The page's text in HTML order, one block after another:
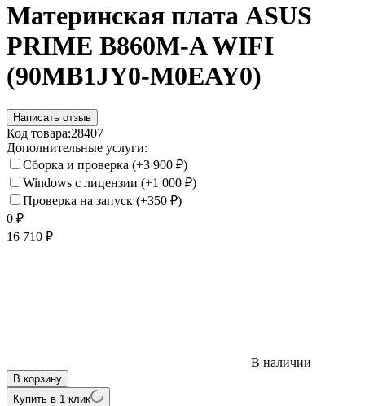
Материнская плата ASUS
PRIME B860M-A WIFI
(90MB1JY0-M0EAY0)
Написать отзыв
Код товара:28407
Дополнительные услуги:
Сборка и проверка (+3 900 ₽)
Windows с лицензии (+1 000 ₽)
Проверка на запуск (+350 ₽)
0 ₽
16 710 ₽
В наличии
В корзину
Купить в 1 клик